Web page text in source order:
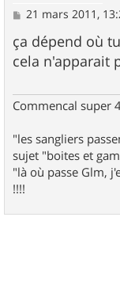
M
s
s
a
21 mars 2011,
ça dépend où
cela n'apparait
Commencal super
"les sangliers
sujet "boites et
"là où passe Glm,
!!!!